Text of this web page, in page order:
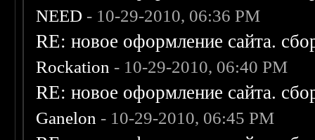
NEED - 10-29-2010, 06:36 PM
RE: новое оформление сайта.
Rockation - 10-29-2010, 06:40 PM
RE: новое оформление сайта.
Ganelon - 10-29-2010, 06:45 PM